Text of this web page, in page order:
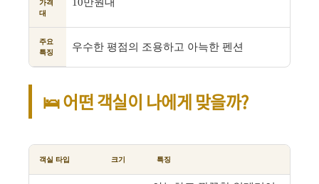
가격
대
10만원대
주요
특징
우수한 평점의 조용하고 아늑한 펜션
🛌 어떤 객실이 나에게 맞을까?
객실 타입 크기 특징